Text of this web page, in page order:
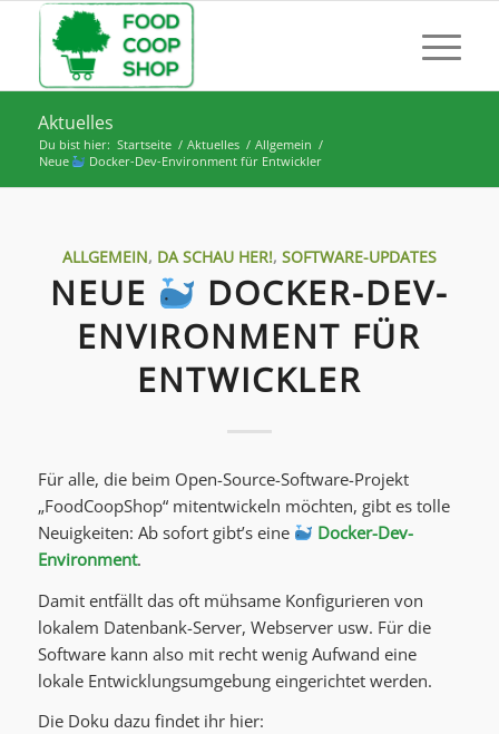
Aktuelles
Du bist hier: Startseite / Aktuelles / Allgemein /
Neue
Docker-Dev-Environment für Entwickler
ALLGEMEIN, DA SCHAU HER!, SOFTWARE-UPDATES
NEUE
DOCKER-DEV-
ENVIRONMENT FÜR
ENTWICKLER
Für alle, die beim Open-Source-Software-Projekt
„FoodCoopShop“ mitentwickeln möchten, gibt es tolle
Neuigkeiten: Ab sofort gibt’s eine
Docker-Dev-
Environment.
Damit entfällt das oft mühsame Konfigurieren von
lokalem Datenbank-Server, Webserver usw. Für die
Software kann also mit recht wenig Aufwand eine
lokale Entwicklungsumgebung eingerichtet werden.
Die Doku dazu findet ihr hier: